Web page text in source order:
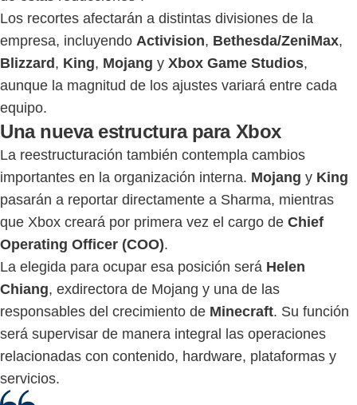
Los recortes afectarán a distintas divisiones de la
empresa, incluyendo Activision, Bethesda/ZeniMax,
Blizzard, King, Mojang y Xbox Game Studios,
aunque la magnitud de los ajustes variará entre cada
equipo.
Una nueva estructura para Xbox
La reestructuración también contempla cambios
importantes en la organización interna. Mojang y King
pasarán a reportar directamente a Sharma, mientras
que Xbox creará por primera vez el cargo de Chief
Operating Officer (COO).
La elegida para ocupar esa posición será Helen
Chiang, exdirectora de Mojang y una de las
responsables del crecimiento de Minecraft. Su función
será supervisar de manera integral las operaciones
relacionadas con contenido, hardware, plataformas y
servicios.